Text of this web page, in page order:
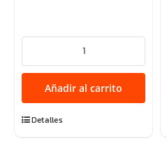
103W
MOZZO
SPORT
S2
cantidad
Añadir al carrito
Detalles